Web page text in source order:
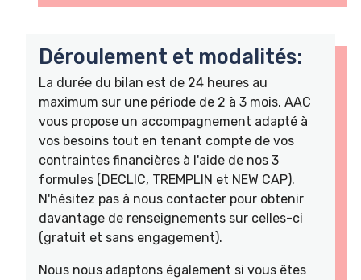
Déroulement et modalités:
La durée du bilan est de 24 heures au
maximum sur une période de 2 à 3 mois. AAC
vous propose un accompagnement adapté à
vos besoins tout en tenant compte de vos
contraintes financières à l'aide de nos 3
formules (DECLIC, TREMPLIN et NEW CAP).
N'hésitez pas à nous contacter pour obtenir
davantage de renseignements sur celles-ci
(gratuit et sans engagement).
Nous nous adaptons également si vous êtes